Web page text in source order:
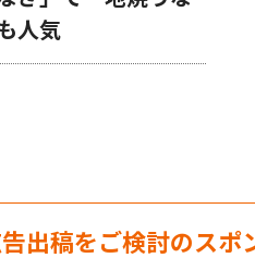
人気
出稿をご検討のスポ